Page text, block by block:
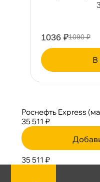
1036 ₽1090 ₽
Роснефть Express
35 511 ₽
35 511 ₽